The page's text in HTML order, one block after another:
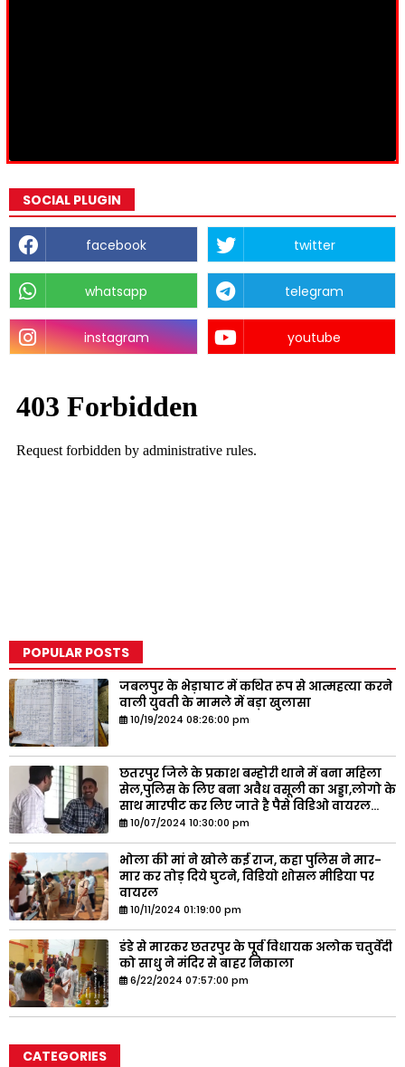
SOCIAL PLUGIN
facebook twitter
whatsapp telegram
instagram youtube
POPULAR POSTS
जबलपुर के भेड़ाघाट में कथित रूप से आत्महत्या करने
वाली युवती के मामले में बड़ा खुलासा
10/19/2024 08:26:00 pm
छतरपुर जिले के प्रकाश बम्होरी थाने में बना महिला
सेल,पुलिस के लिए बना अवैध वसूली का अड्डा,लोगो के
साथ मारपीट कर लिए जाते है पैसे विडिओ वायरल...
10/07/2024 10:30:00 pm
भोला की मां ने खोले कई राज, कहा पुलिस ने मार-
मार कर तोड़ दिये घुटने, विडियो शोसल मीडिया पर
वायरल
10/11/2024 01:19:00 pm
डंडे से मारकर छतरपुर के पूर्व विधायक अलोक चतुर्वेदी
को साधु ने मंदिर से बाहर निकाला
6/22/2024 07:57:00 pm
CATEGORIES